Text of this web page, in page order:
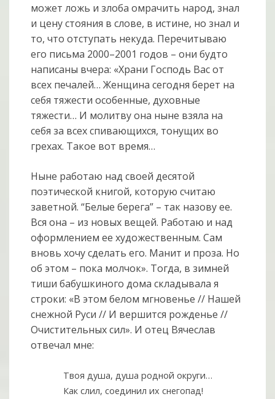
может ложь и злоба омрачить народ, знал
и цену стояния в слове, в истине, но знал и
то, что отступать некуда. Перечитываю
его письма 2000–2001 годов – они будто
написаны вчера: «Храни Господь Вас от
всех печалей… Женщина сегодня берет на
себя тяжести особенные, духовные
тяжести… И молитву она ныне взяла на
себя за всех спивающихся, тонущих во
грехах. Такое вот время…
Ныне работаю над своей десятой
поэтической книгой, которую считаю
заветной. “Белые берега” – так назову ее.
Вся она – из новых вещей. Работаю и над
оформлением ее художественным. Сам
вновь хочу сделать его. Манит и проза. Но
об этом – пока молчок». Тогда, в зимней
тиши бабушкиного дома складывала я
строки: «В этом белом мгновенье // Нашей
снежной Руси // И вершится рожденье //
Очистительных сил». И отец Вячеслав
отвечал мне:
Твоя душа, душа родной округи…
Как слил, соединил их снегопад!